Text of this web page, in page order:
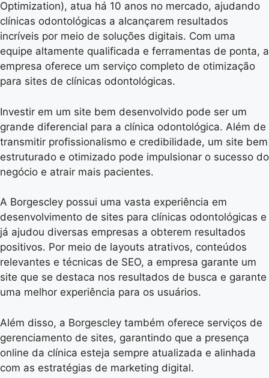
Optimization), atua há 10 anos no mercado, ajudando
clínicas odontológicas a alcançarem resultados
incríveis por meio de soluções digitais. Com uma
equipe altamente qualificada e ferramentas de ponta, a
empresa oferece um serviço completo de otimização
para sites de clínicas odontológicas.
Investir em um site bem desenvolvido pode ser um
grande diferencial para a clínica odontológica. Além de
transmitir profissionalismo e credibilidade, um site bem
estruturado e otimizado pode impulsionar o sucesso do
negócio e atrair mais pacientes.
A Borgescley possui uma vasta experiência em
desenvolvimento de sites para clínicas odontológicas e
já ajudou diversas empresas a obterem resultados
positivos. Por meio de layouts atrativos, conteúdos
relevantes e técnicas de SEO, a empresa garante um
site que se destaca nos resultados de busca e garante
uma melhor experiência para os usuários.
Além disso, a Borgescley também oferece serviços de
gerenciamento de sites, garantindo que a presença
online da clínica esteja sempre atualizada e alinhada
com as estratégias de marketing digital.